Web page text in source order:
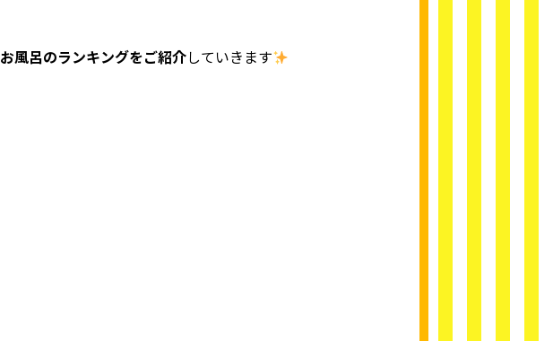
お風呂のランキングをご紹介していきます